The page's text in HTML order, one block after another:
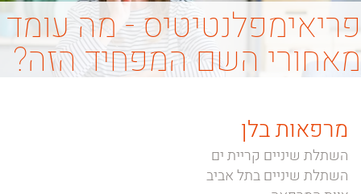
פריאימפלנטיטיס - מה עומד
מאחורי השם המפחיד הזה?
מרפאות בלן
השתלת שיניים קריית ים
השתלת שיניים בתל אביב